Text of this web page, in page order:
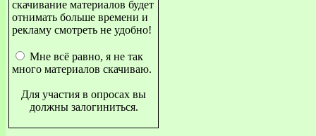
скачивание материалов будет
отнимать больше времени и
рекламу смотреть не удобно!
Мне всё равно, я не так
много материалов скачиваю.
Для участия в опросах вы
должны залогиниться.